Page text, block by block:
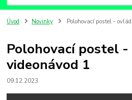
Úvod Novinky Polohovací postel -
Polohovací postel
videonávod 1
09.12.2023